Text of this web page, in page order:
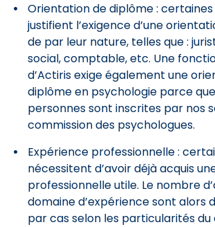
Orientation de diplôme :
justifient l’exigence d’une
de par leur nature, telles que :
social, comptable, etc. Une
d’Actiris exige également une
diplôme en psychologie parce
personnes sont inscrites par nos
commission des psychologues.
Expérience professionnelle :
nécessitent d’avoir déjà acquis
professionnelle utile. Le nombre
domaine d’expérience sont alors
par cas selon les particularités